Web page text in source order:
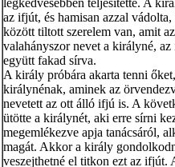
legkedvesebben teljesítette. A
az ifjút, és hamisan azzal
között tiltott szerelem van, amit
valahányszor nevet a királyné,
együtt fakad sírva.
A király próbára akarta tenni
királynénak, aminek az
nevetett az ott álló ifjú is. A
ütötte a királynét, aki erre sírni
megemlékezve apja tanácsáról,
magát. Akkor a király
veszejthetné el titkon ezt az ifjút.